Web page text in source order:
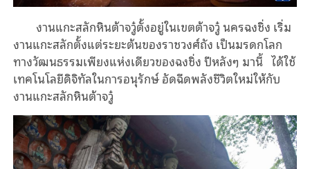
งานแกะสลักหินต้าจวู๋ตั้งอยู่ในเขตต้าจวู๋ นครฉงชิ่ง เริ่ม
งานแกะสลักตั้งแต่ระยะต้นของราชวงศ์ถัง เป็นมรดกโลก
ทางวัฒนธรรมเพียงแห่งเดียวของฉงชิ่ง ปีหลังๆ มานี้ ได้ใช้
เทคโนโลยีดิจิทัลในการอนุรักษ์ อัดฉีดพลังชีวิตใหม่ให้กับ
งานแกะสลักหินต้าจวู๋